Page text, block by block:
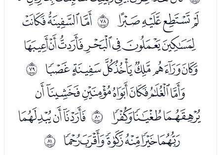
ﮎﮏﮐﮑ ﱍ ﮓﮔﮕ
ﮖﮗﮘﮙﮚﮛﮜ
ﮝﮞﮟﮠﮡﮢﮣ ﱎ
ﮥﮦﮧﮨﮩﮪﮫ
ﮬﮭﮮ ﱏ ﮰﮱﯓ
ﯔﯕﯖﯗﯘﯙ ﱐ